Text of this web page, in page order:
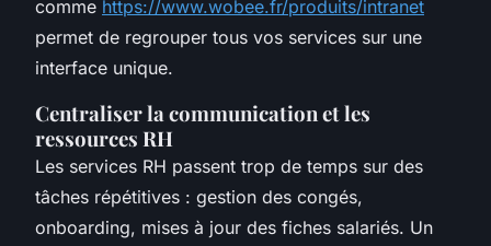
comme https://www.wobee.fr/produits/intranet
permet de regrouper tous vos services sur une
interface unique.
Centraliser la communication et les
ressources RH
Les services RH passent trop de temps sur des
tâches répétitives : gestion des congés,
onboarding, mises à jour des fiches salariés. Un